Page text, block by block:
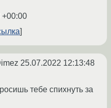
+00:00
25.07.2022 12:13:48
тебе спихнуть за